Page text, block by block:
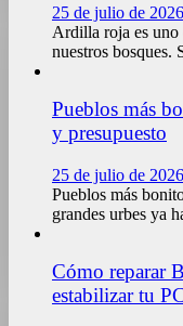
25 de julio de 2026
Ardilla roja es uno
nuestros bosques.
Pueblos más
y presupuesto
25 de julio de 2026
Pueblos más
grandes urbes ya
Cómo reparar
estabilizar tu